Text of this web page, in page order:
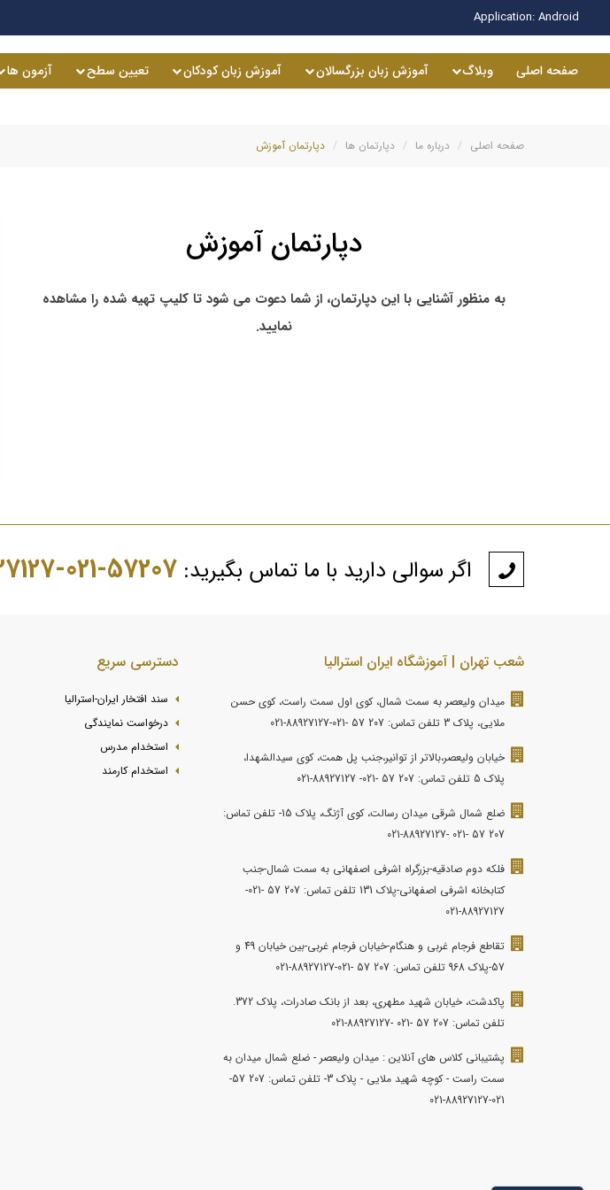
Application:Android
صفحه اصلی وبلاگ آموزش زبان بزرگسالان آموزش زبان کودکان تعیین سطح آزمون ها
صفحه اصلی درباره ما دپارتمان ها دپارتمان آموزش
دپارتمان آموزش
به منظور آشنایی با این دپارتمان، از شما دعوت می شود تا کلیپ تهیه شده را مشاهده
نمایید.
اگر سوالی دارید با ما تماس بگیرید: 57207-021-88927127-021
شعب تهران | آموزشگاه ایران استرالیا
میدان ولیعصر به سمت شمال، کوی اول سمت راست، کوی حسن
ملایی، پلاک 3 تلفن تماس: 207 57 -021-88927127-021
خیابان ولیعصر،بالاتر از توانیر،جنب پل همت، کوی سیدالشهدا،
پلاک 5 تلفن تماس: 207 57 -021- 88927127-021
ضلع شمال شرقی میدان رسالت، کوی آژنگ، پلاک 15- تلفن تماس:
207 57 -021 -88927127-021
فلکه دوم صادقیه-بزرگراه اشرفی اصفهانی به سمت شمال-جنب
کتابخانه اشرفی اصفهانی-پلاک 131 تلفن تماس: 207 57 -021-
88927127-021
تقاطع فرجام غربی و هنگام-خیابان فرجام غربی-بین خیابان 49 و
57-پلاک 968 تلفن تماس: 207 57 -021-88927127-021
پاکدشت، خیابان شهید مطهری، بعد از بانک صادرات، پلاک 372.
تلفن تماس: 207 57 -021 -88927127-021
پشتیبانی کلاس های آنلاین : میدان ولیعصر - ضلع شمال میدان به
سمت راست - کوچه شهید ملایی - پلاک 3- تلفن تماس: 207 57-
021-88927127-021
دسترسی سریع
سند افتخار ایران-استرالیا
درخواست نمایندگی
استخدام مدرس
استخدام کارمند